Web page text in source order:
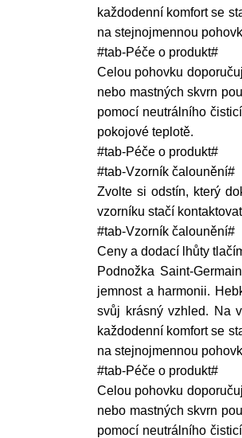
každodenní komfort se
na stejnojmennou
#tab-Péče o produkt#
Celou pohovku
nebo mastných skvrn
pomocí neutrálního
pokojové teplotě.
#tab-Péče o produkt#
#tab-Vzorník čalounění#
Zvolte si odstín, který
vzorníku stačí
#tab-Vzorník čalounění#
Ceny a dodací lhůty
Podnožka Saint-
jemnost a harmonii.
svůj krásný vzhled. Na
každodenní komfort se
na stejnojmennou
#tab-Péče o produkt#
Celou pohovku
nebo mastných skvrn
pomocí neutrálního